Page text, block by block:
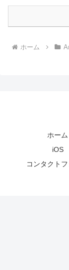
ホーム
ホーム
iOS
コンタクト